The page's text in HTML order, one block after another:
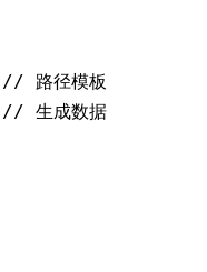
// 路径模板
// 生成数据